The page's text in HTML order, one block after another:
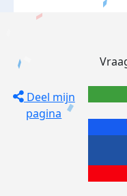
Deel mijn
pagina